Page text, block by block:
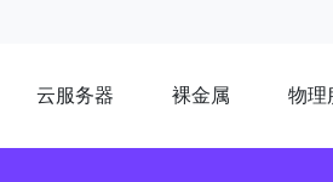
云服务器 裸金属 物理